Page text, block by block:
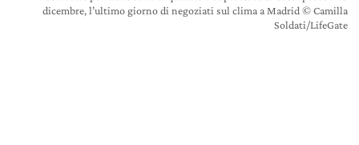
dicembre, l’ultimo giorno di negoziati sul clima a Madrid © Camilla
Soldati/LifeGate